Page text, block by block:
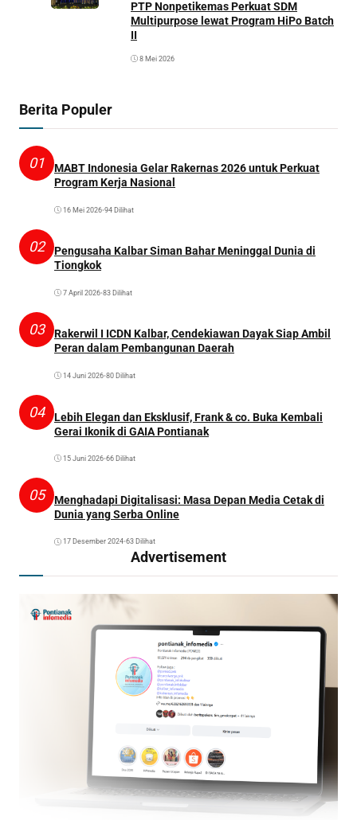
PTP Nonpetikemas Perkuat SDM
Multipurpose lewat Program HiPo Batch
II
8 Mei 2026
Berita Populer
01
MABT Indonesia Gelar Rakernas 2026 untuk Perkuat
Program Kerja Nasional
16 Mei 2026•94 Dilihat
02
Pengusaha Kalbar Siman Bahar Meninggal Dunia di
Tiongkok
7 April 2026•83 Dilihat
03
Rakerwil I ICDN Kalbar, Cendekiawan Dayak Siap Ambil
Peran dalam Pembangunan Daerah
14 Juni 2026•80 Dilihat
04
Lebih Elegan dan Eksklusif, Frank & co. Buka Kembali
Gerai Ikonik di GAIA Pontianak
15 Juni 2026•66 Dilihat
05
Menghadapi Digitalisasi: Masa Depan Media Cetak di
Dunia yang Serba Online
17 Desember 2024•63 Dilihat
Advertisement